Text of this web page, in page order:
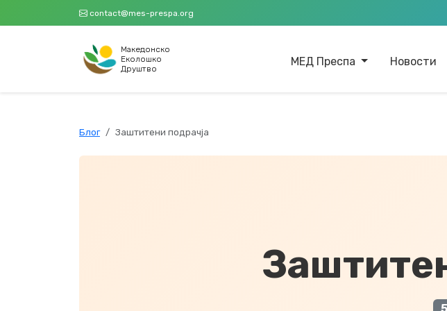
contact@mes-prespa.org
Македонскo
Еколошко
Друштво
МЕД Преспа Новости
Блог Заштитени подрачја